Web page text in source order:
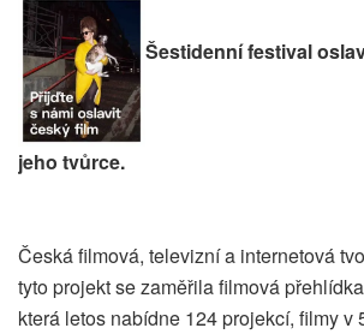
Šestidenní festival
jeho tvůrce.
Česká filmová, televizní a internetová
tyto projekt se zaměřila filmová přehlídka
která letos nabídne 124 projekcí, filmy v